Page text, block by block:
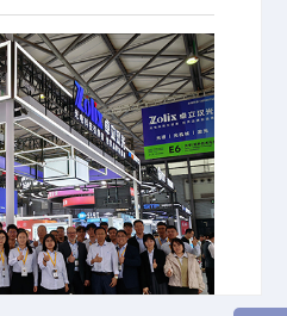
黑上海光博会在万众瞩目中
上，卓立汉光携拉曼光谱
动滑台、光学平台等数十
相，同步成功举办 “卓立造
，多款自主研发的光电创
中登场，全程吸引线下及线
，收获了行业伙伴与客户